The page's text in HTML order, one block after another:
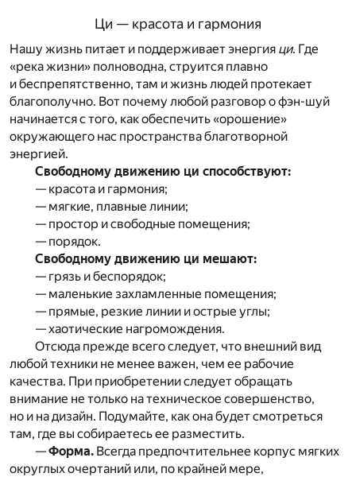
Ци — красота и гармония
Нашу жизнь питает и поддерживает энергия ци. Где
«река жизни» полноводна, струится плавно
и беспрепятственно, там и жизнь людей протекает
благополучно. Вот почему любой разговор о фэн-шуй
начинается с того, как обеспечить «орошение»
окружающего нас пространства благотворной
энергией.
Свободному движению ци способствуют:
— красота и гармония;
— мягкие, плавные линии;
— простор и свободные помещения;
— порядок.
Свободному движению ци мешают:
— грязь и беспорядок;
— маленькие захламленные помещения;
— прямые, резкие линии и острые углы;
— хаотические нагромождения.
Отсюда прежде всего следует, что внешний вид
любой техники не менее важен, чем ее рабочие
качества. При приобретении следует обращать
внимание не только на техническое совершенство,
но и на дизайн. Подумайте, как она будет смотреться
там, где вы собираетесь ее разместить.
—Форма. Всегда предпочтительнее корпус мягких
округлых очертаний или, по крайней мере,